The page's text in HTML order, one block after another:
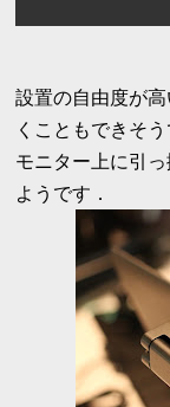
設置の自由度が
くこともできそ
モニター上に引
ようです．